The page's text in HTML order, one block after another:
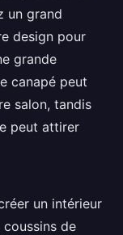
un grand
design pour
grande
canapé peut
salon, tandis
peut attirer
un intérieur
de